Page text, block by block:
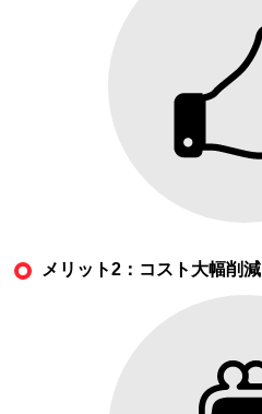
メリット2：コスト大幅削減